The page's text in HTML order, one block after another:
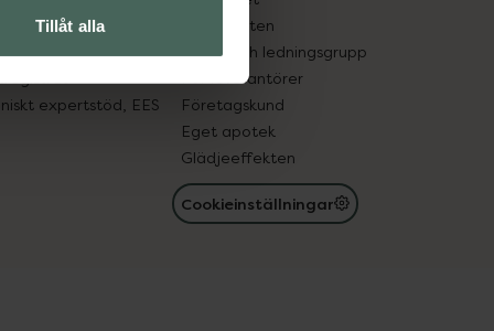
Tillåt alla
in gammal medicin
expertstöd, EES
Samarbeten
Ägare och ledningsgrupp
För leverantörer
Företagskund
Eget apotek
Glädjeeffekten
Cookieinställningar